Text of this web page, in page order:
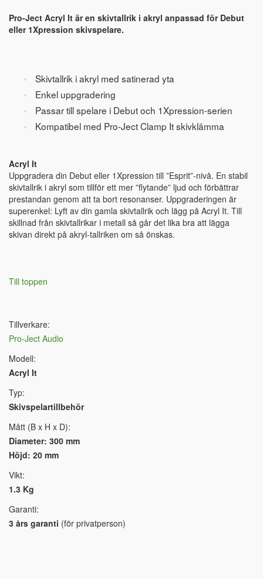
Pro-Ject Acryl It är en skivtallrik i akryl anpassad för Debut
eller 1Xpression skivspelare.
Skivtallrik i akryl med satinerad yta
Enkel uppgradering
Passar till spelare i Debut och 1Xpression-serien
Kompatibel med Pro-Ject Clamp It skivklämma
Acryl It
Uppgradera din Debut eller 1Xpression till ”Esprit”-nivå. En stabil
skivtallrik i akryl som tillför ett mer ”flytande” ljud och förbättrar
prestandan genom att ta bort resonanser. Uppgraderingen är
superenkel: Lyft av din gamla skivtallrik och lägg på Acryl It. Till
skillnad från skivtallrikar i metall så går det lika bra att lägga
skivan direkt på akryl-tallriken om så önskas.
Till toppen
Tillverkare:
Pro-Ject Audio
Modell:
Acryl It
Typ:
Skivspelartillbehör
Mått (B x H x D):
Diameter: 300 mm
Höjd: 20 mm
Vikt:
1.3 Kg
Garanti:
3 års garanti (för privatperson)